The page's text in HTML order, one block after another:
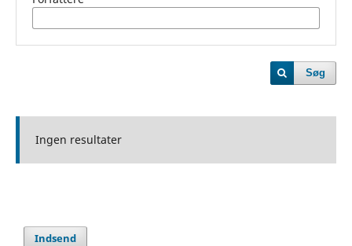
Søg
Ingen resultater
Indsend